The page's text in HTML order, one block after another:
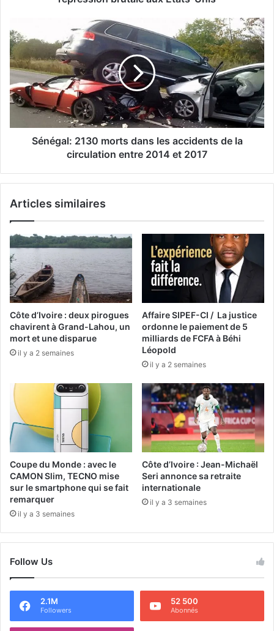
Sénégal: 2130 morts dans les accidents de la
circulation entre 2014 et 2017
Articles similaires
Côte d’Ivoire : deux pirogues
chavirent à Grand-Lahou, un
mort et une disparue
il y a 2 semaines
Affaire SIPEF-CI / La justice
ordonne le paiement de 5
milliards de FCFA à Béhi
Léopold
il y a 2 semaines
Coupe du Monde : avec le
CAMON Slim, TECNO mise
sur le smartphone qui se fait
remarquer
il y a 3 semaines
Côte d’Ivoire : Jean-Michaël
Seri annonce sa retraite
internationale
il y a 3 semaines
Follow Us
2.1M
Followers
52 500
Abonnés